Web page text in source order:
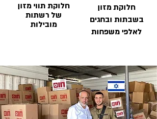
חלוקת תווי מזון
של רשתות
מובילות
חלוקת מזון
בשבתות ובחגים
לאלפי משפחות